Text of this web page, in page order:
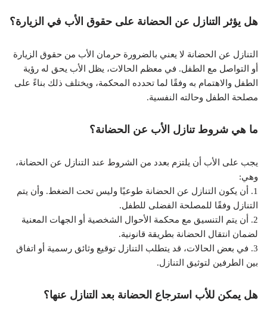
هل يؤثر التنازل عن الحضانة على حقوق الأب في الزيارة؟
التنازل عن الحضانة لا يعني بالضرورة حرمان الأب من حقوق الزيارة
أو التواصل مع الطفل. في معظم الحالات، يظل الأب يحق له رؤية
الطفل والاهتمام به وفقًا لما تحدده المحكمة، ويختلف ذلك بناءً على
مصلحة الطفل وحالته النفسية.
ما هي شروط تنازل الأب عن الحضانة؟
يجب على الأب أن يلتزم بعدد من الشروط عند التنازل عن الحضانة،
وهي:
1. أن يكون التنازل عن الحضانة طوعيًا وليس تحت الضغط. وأن يتم
التنازل وفقًا للمصلحة الفضلى للطفل.
2. أن يتم التنسيق مع محكمة الأحوال الشخصية أو الجهات المعنية
لضمان انتقال الحضانة بطريقة قانونية.
3. في بعض الحالات، قد يتطلب التنازل توقيع وثائق رسمية أو اتفاق
بين الطرفين لتوثيق التنازل.
هل يمكن للأب استرجاع الحضانة بعد التنازل عنها؟